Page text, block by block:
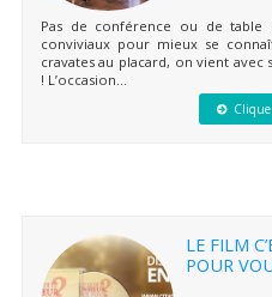
Pas de conférence ou de table
conviviaux pour mieux se
cravates au placard, on vient
! L’occasion...
LE FILM
POUR